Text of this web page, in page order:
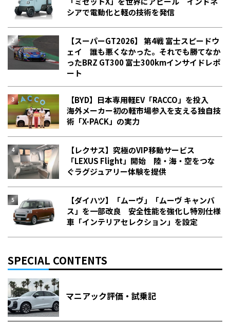
シアで電動化と軽の技術を発信
【スーパーGT2026】 第4戦 富士スピードウ
ェイ 誰も悪くなかった。それでも勝てなか
った――BRZ GT300 富士300kmインサイドレポ
ート
【BYD】日本専用軽EV「RACCO」を投入
海外メーカー初の軽市場参入を支える独自技
術「X-PACK」の実力
【レクサス】究極のVIP移動サービス
「LEXUS Flight」開始 陸・海・空をつな
ぐラグジュアリー体験を提供
【ダイハツ】「ムーヴ」「ムーヴ キャンバ
ス」を一部改良 安全性能を強化し特別仕様
車「インテリアセレクション」を設定
SPECIAL CONTENTS
マニアック評価・試乗記